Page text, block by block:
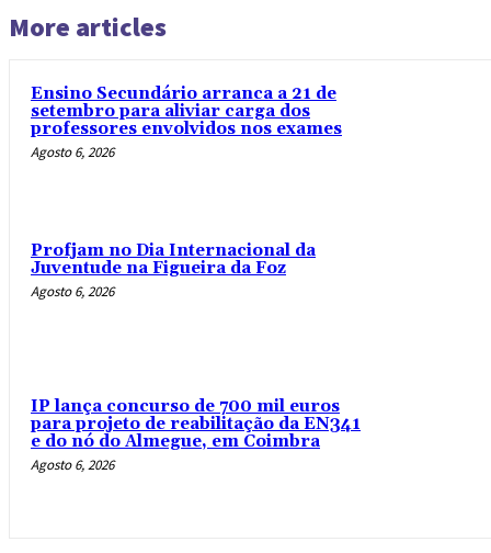
More articles
Ensino Secundário arranca a 21 de
setembro para aliviar carga dos
professores envolvidos nos exames
Agosto 6, 2026
Profjam no Dia Internacional da
Juventude na Figueira da Foz
Agosto 6, 2026
IP lança concurso de 700 mil euros
para projeto de reabilitação da EN341
e do nó do Almegue, em Coimbra
Agosto 6, 2026